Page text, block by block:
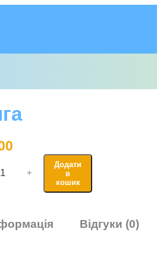
+
Додати
в
кошик
Відгуки (0)